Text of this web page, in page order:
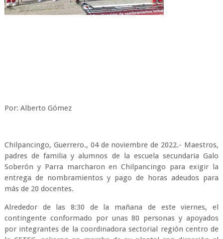
Por: Alberto Gómez
Chilpancingo, Guerrero., 04 de noviembre de 2022.- Maestros,
padres de familia y alumnos de la escuela secundaria Galo
Soberón y Parra marcharon en Chilpancingo para exigir la
entrega de nombramientos y pago de horas adeudos para
más de 20 docentes.
Alrededor de las 8:30 de la mañana de este viernes, el
contingente conformado por unas 80 personas y apoyados
por integrantes de la coordinadora sectorial región centro de